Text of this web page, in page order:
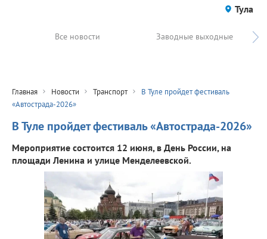
Тула
Все новости Заводные выходные
Главная Новости Транспорт
В Туле пройдет фестиваль
«Автострада-2026»
В Туле пройдет фестиваль «Автострада-2026»
Мероприятие состоится 12 июня, в День России, на
площади Ленина и улице Менделеевской.